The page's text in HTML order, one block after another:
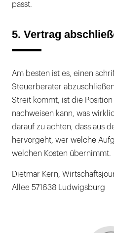
passt.
5. Vertrag
Am besten ist es, einen
Steuerberater
Streit kommt, ist die Position
nachweisen kann, was
darauf zu achten, dass aus
hervorgeht, wer welche
welchen Kosten übernimmt.
Dietmar Kern,
Allee 571638 Ludwigsburg